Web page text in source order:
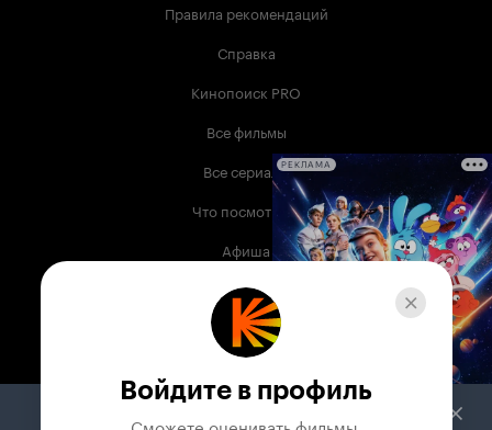
Правила рекомендаций
Справка
Кинопоиск PRO
Все фильмы
Все сериалы
Что посмотреть
Афиша
Музыка
Телепрограмма
Служба поддержки
РЕКЛАМА
Войдите в профиль